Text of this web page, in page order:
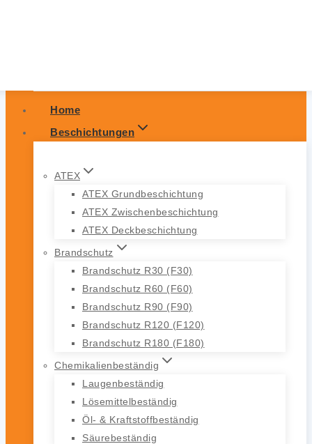
Home
Beschichtungen
ATEX
ATEX Grundbeschichtung
ATEX Zwischenbeschichtung
ATEX Deckbeschichtung
Brandschutz
Brandschutz R30 (F30)
Brandschutz R60 (F60)
Brandschutz R90 (F90)
Brandschutz R120 (F120)
Brandschutz R180 (F180)
Chemikalienbeständig
Laugenbeständig
Lösemittelbeständig
Öl- & Kraftstoffbeständig
Säurebeständig